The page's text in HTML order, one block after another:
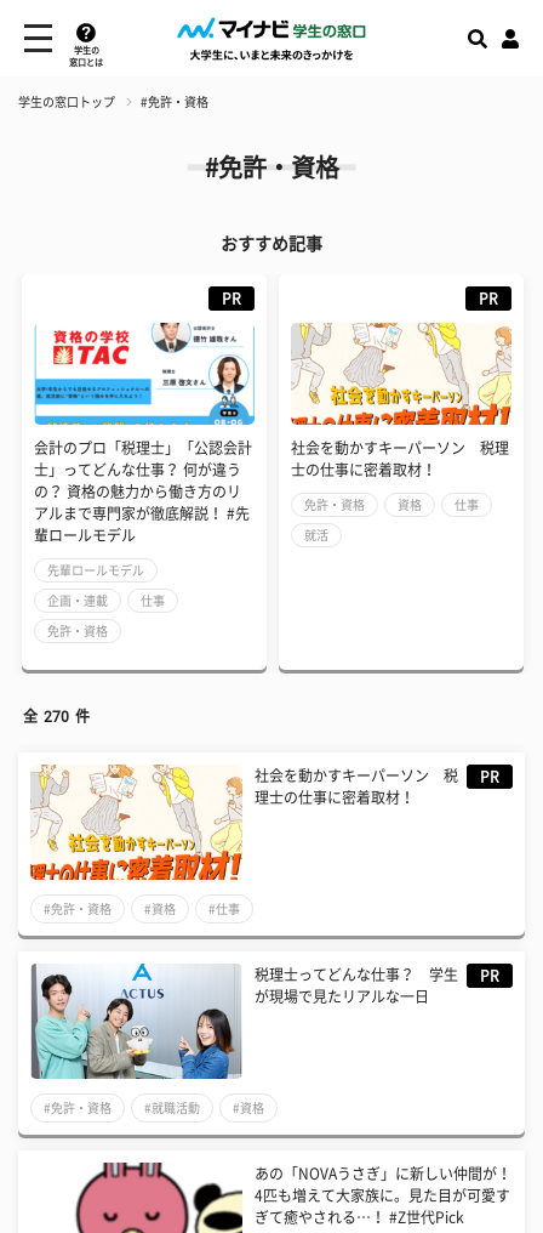
学生の
窓口とは
学生の窓口トップ #免許・資格
#免許・資格
おすすめ記事
PR
会計のプロ「税理士」「公認会計
士」ってどんな仕事？ 何が違う
の？ 資格の魅力から働き方のリ
アルまで専門家が徹底解説！ #先
輩ロールモデル
先輩ロールモデル
企画・連載 仕事
免許・資格
PR
社会を動かすキーパーソン 税理
士の仕事に密着取材！
免許・資格 資格 仕事
就活
全 270 件
社会を動かすキーパーソン 税
理士の仕事に密着取材！
PR
#免許・資格 #資格 #仕事
税理士ってどんな仕事？ 学生
が現場で見たリアルな一日
PR
#免許・資格 #就職活動 #資格
あの「NOVAうさぎ」に新しい仲間が！
4匹も増えて大家族に。見た目が可愛す
ぎて癒やされる…！ #Z世代Pick